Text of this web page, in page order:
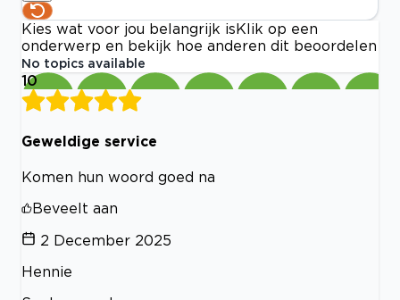
Kies wat voor jou belangrijk is Klik op een
onderwerp en bekijk hoe anderen dit beoordelen
No topics available
10
Geweldige service
Komen hun woord goed na
Beveelt aan
2 December 2025
Hennie